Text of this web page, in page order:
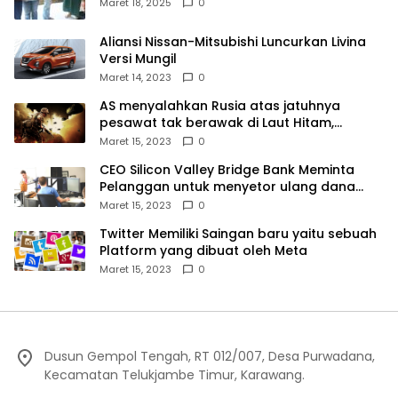
Maret 18, 2025 0
Aliansi Nissan-Mitsubishi Luncurkan Livina
Versi Mungil
Maret 14, 2023 0
AS menyalahkan Rusia atas jatuhnya
pesawat tak berawak di Laut Hitam,
Moskow menyangkal
Maret 15, 2023 0
CEO Silicon Valley Bridge Bank Meminta
Pelanggan untuk menyetor ulang dana
Mereka
Maret 15, 2023 0
Twitter Memiliki Saingan baru yaitu sebuah
Platform yang dibuat oleh Meta
Maret 15, 2023 0
Dusun Gempol Tengah, RT 012/007, Desa Purwadana,
Kecamatan Telukjambe Timur, Karawang.